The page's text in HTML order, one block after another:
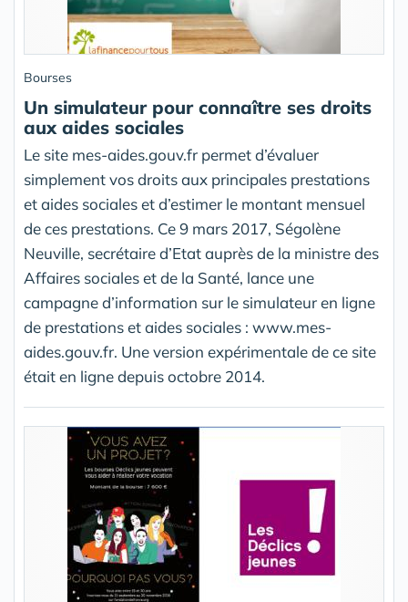
Bourses
Un simulateur pour connaître ses droits
aux aides sociales
Le site mes-aides.gouv.fr permet d’évaluer
simplement vos droits aux principales prestations
et aides sociales et d’estimer le montant mensuel
de ces prestations. Ce 9 mars 2017, Ségolène
Neuville, secrétaire d’Etat auprès de la ministre des
Affaires sociales et de la Santé, lance une
campagne d’information sur le simulateur en ligne
de prestations et aides sociales : www.mes-
aides.gouv.fr. Une version expérimentale de ce site
était en ligne depuis octobre 2014.